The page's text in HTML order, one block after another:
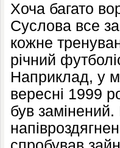
Хоча багато
Суслова все
кожне
річний
Наприклад, у
вересні 1999
був